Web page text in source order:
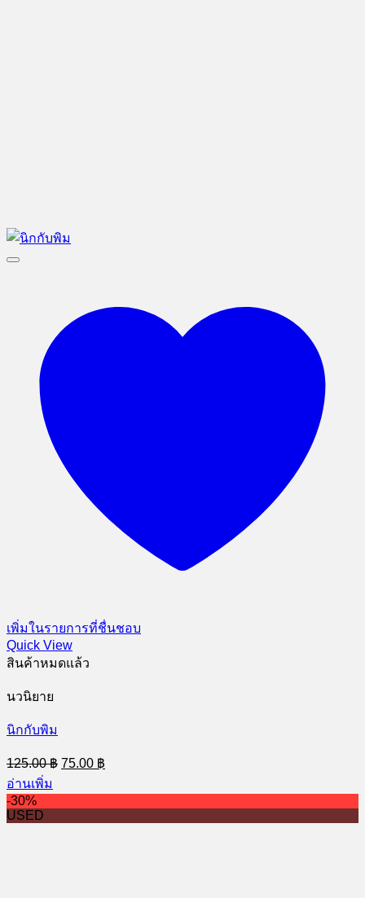
เพิ่มในรายการที่ชื่นชอบ
Quick View
สินค้าหมดแล้ว
นวนิยาย
นิกกับพิม
125.00฿ Original
price
125.00 ฿.
75.00 ฿
price
75.00 ฿.
อ่านเพิ่ม
-30%
USED